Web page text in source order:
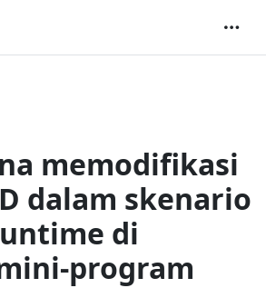
memodifikasi
dalam skenario
di
program